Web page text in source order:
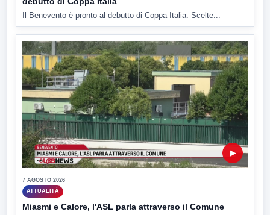
Il Benevento è pronto al debutto di Coppa Italia. Scelte...
▶
7 AGOSTO 2026
ATTUALITÀ
Miasmi e Calore, l'ASL parla attraverso il Comune